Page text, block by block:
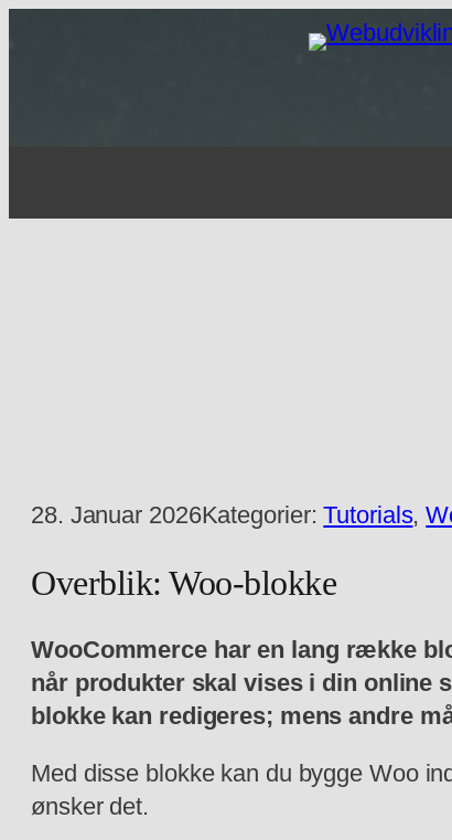
28. Januar 2026Kategorier:Tutorials,
Overblik: Woo-blokke
WooCommerce har en lang række
når produkter skal vises i din online
blokke kan redigeres; mens andre
Med disse blokke kan du bygge Woo
ønsker det.